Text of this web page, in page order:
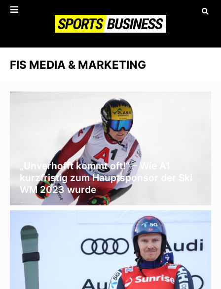
FIS MEDIA & MARKETING
„Unverhofft kommt oft!“ – Wie A1
kurzfristig zum Hauptsponsor der Ski
WM 2023 wurde